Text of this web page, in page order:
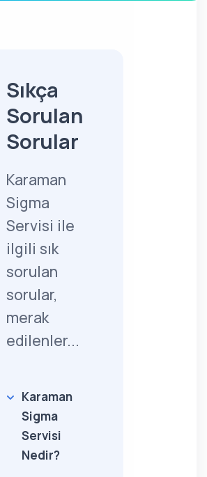
Sıkça
Sorulan
Sorular
Karaman
Sigma
Servisi ile
ilgili sık
sorulan
sorular,
merak
edilenler...
Karaman
Sigma
Servisi
Nedir?